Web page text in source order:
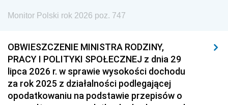
Monitor Polski rok 2026 poz. 747
OBWIESZCZENIE MINISTRA RODZINY,
PRACY I POLITYKI SPOŁECZNEJ z dnia 29
lipca 2026 r. w sprawie wysokości dochodu
za rok 2025 z działalności podlegającej
opodatkowaniu na podstawie przepisów o